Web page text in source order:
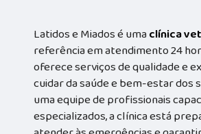
Latidos e Miados é umaclínica
referência em atendimento 24
oferece serviços de qualidade e
cuidar da saúde e bem-estar dos
uma equipe de profissionais
especializados, a clínica está